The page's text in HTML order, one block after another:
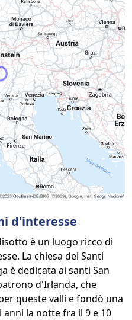
d'interesse
è un luogo ricco di
La chiesa dei Santi
è dedicata ai santi San
d'Irlanda, che
queste valli e fondò una
anni la notte fra il 9 e 10